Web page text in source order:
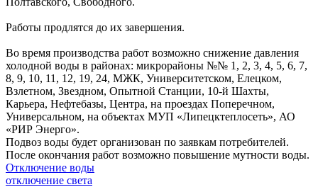
Работы продлятся до их завершения.
Во время производства работ возможно снижение давления
холодной воды в районах: микрорайоны №№ 1, 2, 3, 4, 5, 6, 7,
8, 9, 10, 11, 12, 19, 24, МЖК, Университетском, Елецком,
Взлетном, Звездном, Опытной Станции, 10-й Шахты,
Карьера, Нефтебазы, Центра, на проездах Поперечном,
Универсальном, на объектах МУП «Липецктеплосеть», АО
«РИР Энерго».
Подвоз воды будет организован по заявкам потребителей.
После окончания работ возможно повышение мутности воды.
Отключение воды
отключение света